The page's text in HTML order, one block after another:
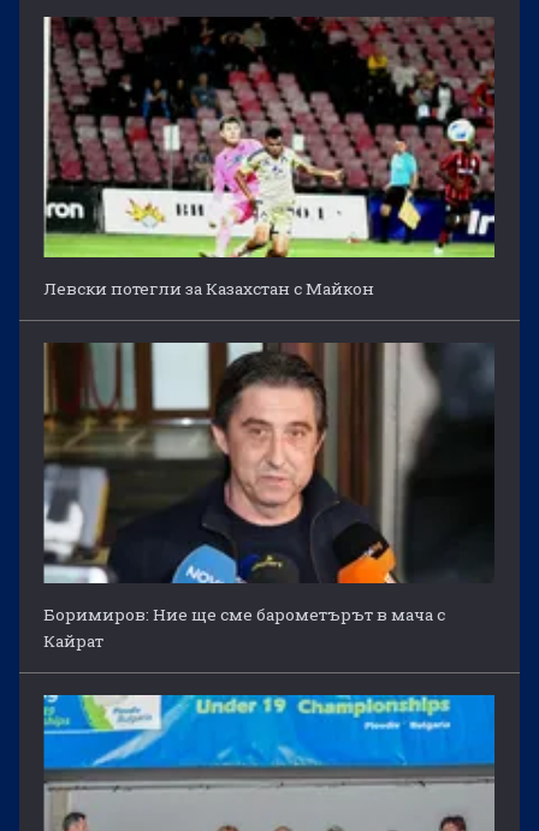
Левски потегли за Казахстан с Майкон
Боримиров: Ние ще сме барометърът в мача с
Кайрат